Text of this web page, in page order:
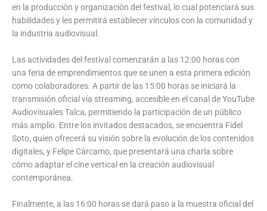
en la producción y organización del festival, lo cual potenciará sus
habilidades y les permitirá establecer vínculos con la comunidad y
la industria audiovisual.
Las actividades del festival comenzarán a las 12:00 horas con
una feria de emprendimientos que se unen a esta primera edición
como colaboradores. A partir de las 15:00 horas se iniciará la
transmisión oficial vía streaming, accesible en el canal de YouTube
Audiovisuales Talca, permitiendo la participación de un público
más amplio. Entre los invitados destacados, se encuentra Fidel
Soto, quien ofrecerá su visión sobre la evolución de los contenidos
digitales, y Felipe Cárcamo, que presentará una charla sobre
cómo adaptar el cine vertical en la creación audiovisual
contemporánea.
Finalmente, a las 16:00 horas se dará paso a la muestra oficial del